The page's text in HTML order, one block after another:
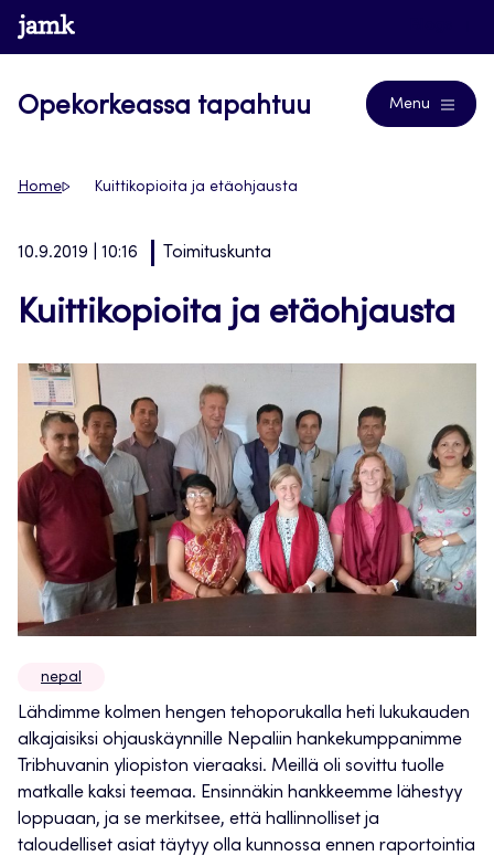
Siirry
suoraan
www.jamk.fi
Opekorkeassa tapahtuu Menu
Home Kuittikopioita ja etäohjausta
10.9.2019 | 10:16 Toimituskunta
Kuittikopioita ja etäohjausta
nepal
Lähdimme kolmen hengen tehoporukalla heti lukukauden
alkajaisiksi ohjauskäynnille Nepaliin hankekumppanimme
Tribhuvanin yliopiston vieraaksi. Meillä oli sovittu tuolle
matkalle kaksi teemaa. Ensinnäkin hankkeemme lähestyy
loppuaan, ja se merkitsee, että hallinnolliset ja
taloudelliset asiat täytyy olla kunnossa ennen raportointia